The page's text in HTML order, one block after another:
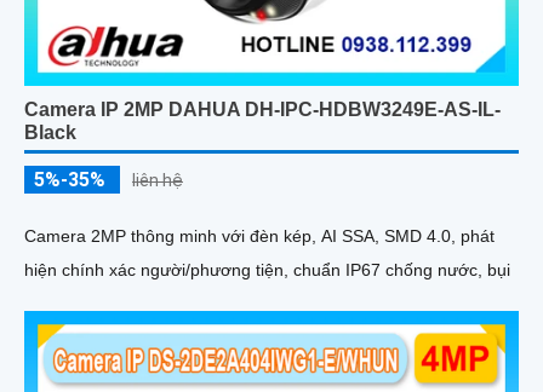
Camera IP 2MP DAHUA DH-IPC-HDBW3249E-AS-IL-
Black
5%-35% liên hệ
Camera 2MP thông minh với đèn kép, AI SSA, SMD 4.0, phát
hiện chính xác người/phương tiện, chuẩn IP67 chống nước, bụi